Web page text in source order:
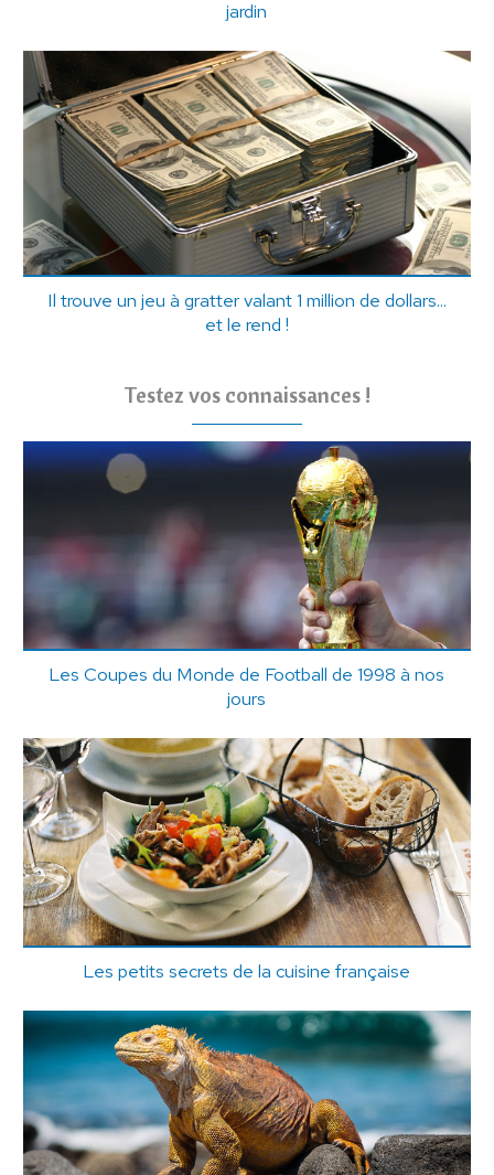
jardin
Il trouve un jeu à gratter valant 1 million de dollars...
et le rend !
Testez vos connaissances !
Les Coupes du Monde de Football de 1998 à nos
jours
Les petits secrets de la cuisine française